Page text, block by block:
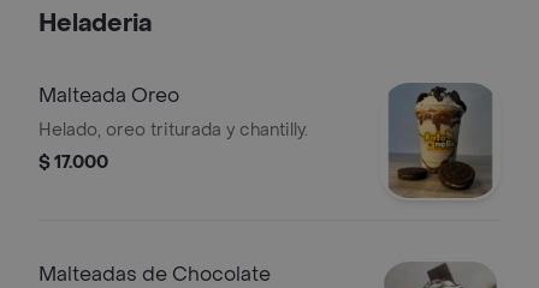
Heladeria
Malteada Oreo
Helado, oreo triturada y chantilly.
$ 17.000
Malteadas de Chocolate